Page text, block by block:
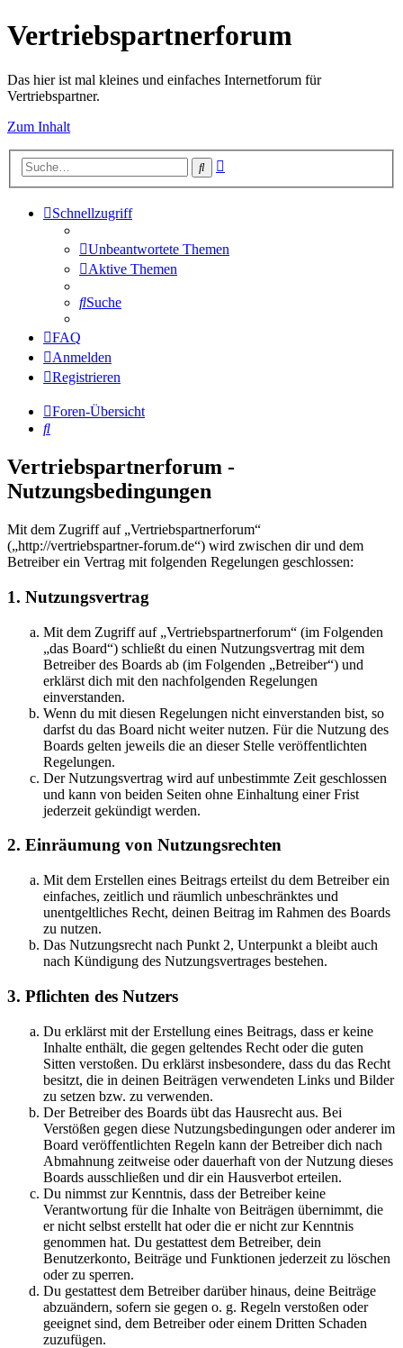
Vertriebspartnerforum
Das hier ist mal kleines und einfaches Internetforum für
Vertriebspartner.
Zum Inhalt
Suche
Schnellzugriff
Unbeantwortete Themen
Aktive Themen
Suche
FAQ
Anmelden
Registrieren
Foren-Übersicht
Suche
Vertriebspartnerforum -
Nutzungsbedingungen
Mit dem Zugriff auf „Vertriebspartnerforum“
(„http://vertriebspartner-forum.de“) wird zwischen dir und dem
Betreiber ein Vertrag mit folgenden Regelungen geschlossen:
1. Nutzungsvertrag
Mit dem Zugriff auf „Vertriebspartnerforum“ (im Folgenden
„das Board“) schließt du einen Nutzungsvertrag mit dem
Betreiber des Boards ab (im Folgenden „Betreiber“) und
erklärst dich mit den nachfolgenden Regelungen
einverstanden.
Wenn du mit diesen Regelungen nicht einverstanden bist, so
darfst du das Board nicht weiter nutzen. Für die Nutzung des
Boards gelten jeweils die an dieser Stelle veröffentlichten
Regelungen.
Der Nutzungsvertrag wird auf unbestimmte Zeit geschlossen
und kann von beiden Seiten ohne Einhaltung einer Frist
jederzeit gekündigt werden.
2. Einräumung von Nutzungsrechten
Mit dem Erstellen eines Beitrags erteilst du dem Betreiber ein
einfaches, zeitlich und räumlich unbeschränktes und
unentgeltliches Recht, deinen Beitrag im Rahmen des Boards
zu nutzen.
Das Nutzungsrecht nach Punkt 2, Unterpunkt a bleibt auch
nach Kündigung des Nutzungsvertrages bestehen.
3. Pflichten des Nutzers
Du erklärst mit der Erstellung eines Beitrags, dass er keine
Inhalte enthält, die gegen geltendes Recht oder die guten
Sitten verstoßen. Du erklärst insbesondere, dass du das Recht
besitzt, die in deinen Beiträgen verwendeten Links und Bilder
zu setzen bzw. zu verwenden.
Der Betreiber des Boards übt das Hausrecht aus. Bei
Verstößen gegen diese Nutzungsbedingungen oder anderer im
Board veröffentlichten Regeln kann der Betreiber dich nach
Abmahnung zeitweise oder dauerhaft von der Nutzung dieses
Boards ausschließen und dir ein Hausverbot erteilen.
Du nimmst zur Kenntnis, dass der Betreiber keine
Verantwortung für die Inhalte von Beiträgen übernimmt, die
er nicht selbst erstellt hat oder die er nicht zur Kenntnis
genommen hat. Du gestattest dem Betreiber, dein
Benutzerkonto, Beiträge und Funktionen jederzeit zu löschen
oder zu sperren.
Du gestattest dem Betreiber darüber hinaus, deine Beiträge
abzuändern, sofern sie gegen o. g. Regeln verstoßen oder
geeignet sind, dem Betreiber oder einem Dritten Schaden
zuzufügen.